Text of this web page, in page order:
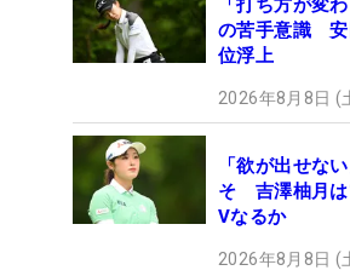
「打ち方が変
の苦手意識 安
位浮上
2026年8月8日 (
「欲が出せな
そ 吉澤柚月は
Vなるか
2026年8月8日 (